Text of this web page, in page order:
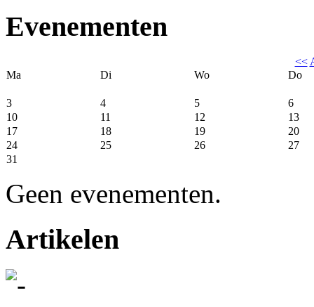
Evenementen
<<
Ma
Di Wo Do
3 4 5
6
10
11 12
13
17
18 19
20
24
25 26
27
31
Geen evenementen.
Artikelen